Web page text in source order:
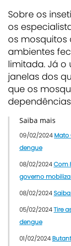
Sobre os
os
os mosquitos
ambientes
limitada. Já o
janelas dos
que os
Saiba mais
09/02/2024 Mato
dengue
08/02/2024Com
governo
08/02/2024
05/02/2024Tire
dengue
01/02/2024